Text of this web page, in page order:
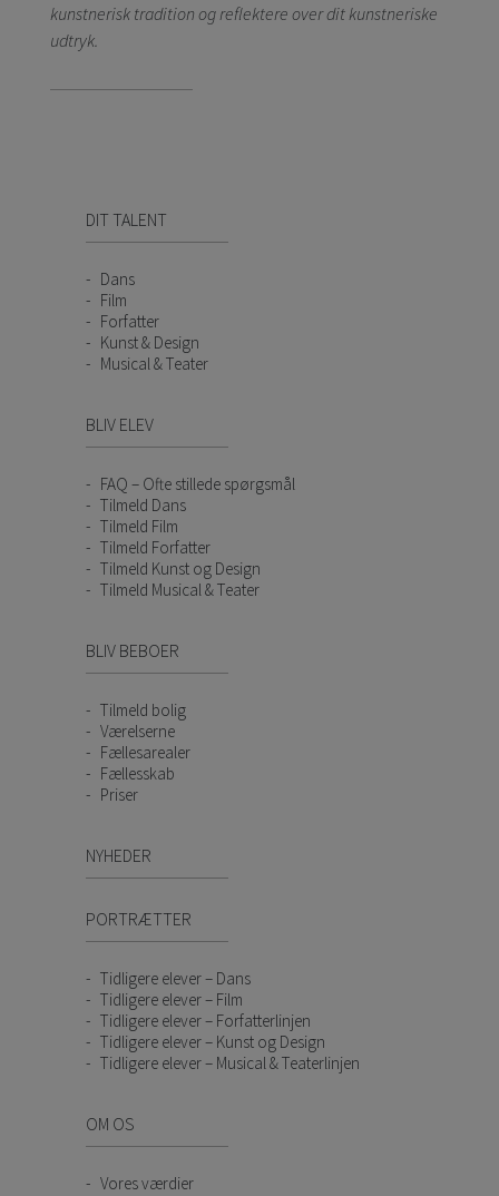
kunstnerisk tradition og reflektere over dit kunstneriske
udtryk.
DIT TALENT
Dans
Film
Forfatter
Kunst & Design
Musical & Teater
BLIV ELEV
FAQ – Ofte stillede spørgsmål
Tilmeld Dans
Tilmeld Film
Tilmeld Forfatter
Tilmeld Kunst og Design
Tilmeld Musical & Teater
BLIV BEBOER
Tilmeld bolig
Værelserne
Fællesarealer
Fællesskab
Priser
NYHEDER
PORTRÆTTER
Tidligere elever – Dans
Tidligere elever – Film
Tidligere elever – Forfatterlinjen
Tidligere elever – Kunst og Design
Tidligere elever – Musical & Teaterlinjen
OM OS
Vores værdier